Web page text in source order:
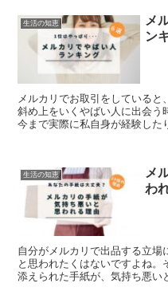
生活の知恵
メ
ン
メルカリでお取引をしている
斜め上をいくやばい人に出会う
今まで実際に私自身が経験した
生活の知恵
メ
わ
自分がメルカリで出品する立
と思われたくはないですよね。
添えられた手紙が、気持ち悪い